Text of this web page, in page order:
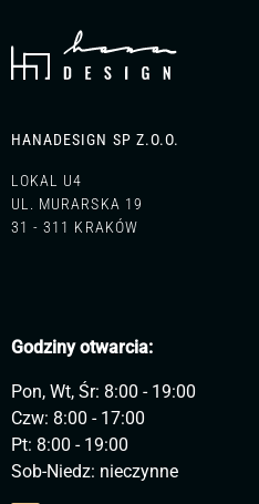
HANADESIGN SP Z.O.O.
LOKAL U4
UL. MURARSKA 19
31 - 311 KRAKÓW
Godziny otwarcia:
Pon, Wt, Śr: 8:00 - 19:00
Czw: 8:00 - 17:00
Pt: 8:00 - 19:00
Sob-Niedz: nieczynne